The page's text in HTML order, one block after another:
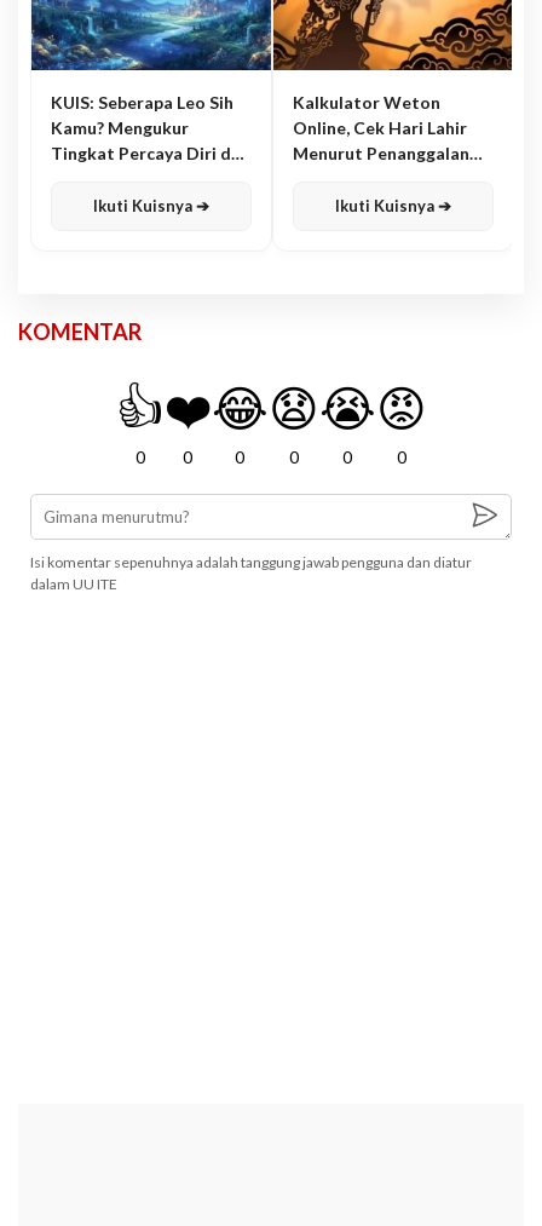
KUIS: Seberapa Leo Sih
Kamu? Mengukur
Tingkat Percaya Diri dan
Ikuti Kuisnya ➔
Kalkulator Weton
Online, Cek Hari Lahir
Menurut Penanggalan
Ikuti Kuisnya ➔
KOMENTAR
👍
0
❤️
0
😂
0
😧
0
😭
0
😡
0
Isi komentar sepenuhnya adalah tanggung jawab pengguna dan diatur
dalam UU ITE